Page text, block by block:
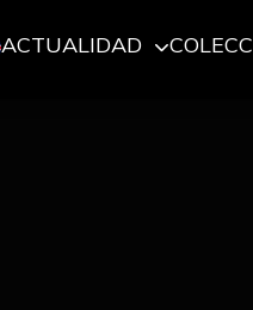
ACTUALIDAD